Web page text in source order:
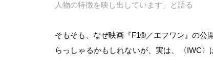
人物の特徴を映し出しています」と語る
そもそも、なぜ映画『F1®／エフワン』の
らっしゃるかもしれないが、実は、〈IWC